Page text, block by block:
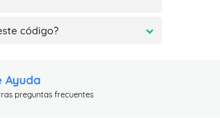
código?
Ayuda
preguntas frecuentes